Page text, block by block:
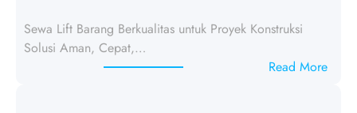
Sewa Lift Barang Berkualitas untuk Proyek Konstruksi
Solusi Aman, Cepat,…
Read More: